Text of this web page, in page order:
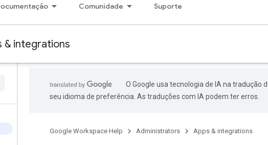
Comunidade Suporte
& integrations
O Google usa tecnologia de IA na tradução
seu idioma de preferência. As traduções com IA podem ter erros.
Google Workspace Help Administrators Apps & integrations